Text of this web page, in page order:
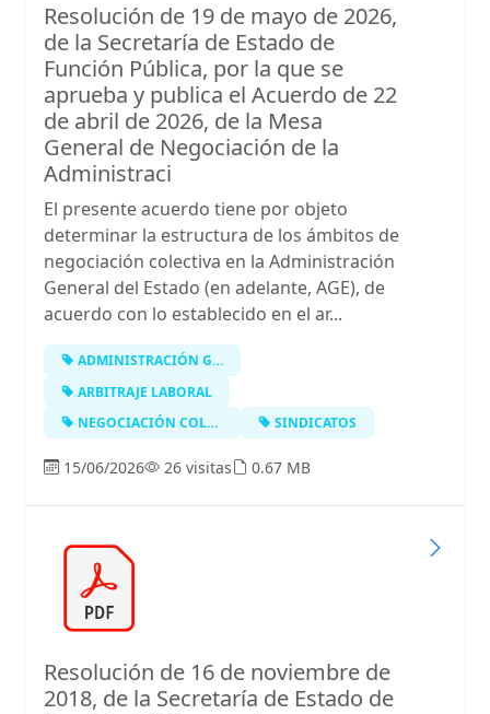
Resolución de 19 de mayo de 2026,
de la Secretaría de Estado de
Función Pública, por la que se
aprueba y publica el Acuerdo de 22
de abril de 2026, de la Mesa
General de Negociación de la
Administraci
El presente acuerdo tiene por objeto
determinar la estructura de los ámbitos de
negociación colectiva en la Administración
General del Estado (en adelante, AGE), de
acuerdo con lo establecido en el ar...
ADMINISTRACIÓN GENERAL DEL ESTADO
ARBITRAJE LABORAL
NEGOCIACIÓN COLECTIVA
SINDICATOS
15/06/2026 26 visitas 0.67 MB
Resolución de 16 de noviembre de
2018, de la Secretaría de Estado de